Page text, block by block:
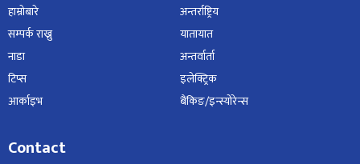
हाम्रोबारे
सम्पर्क राख्नु
नाडा
टिप्स
आर्काइभ
अन्तर्राष्ट्रिय
यातायात
अन्तर्वार्ता
इलेक्ट्रिक
बैंकिङ/इन्स्योरेन्स
Contact